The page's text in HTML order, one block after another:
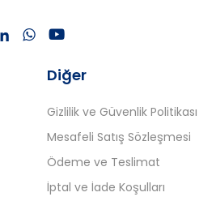
Diğer
Gizlilik ve Güvenlik Politikası
Mesafeli Satış Sözleşmesi
Ödeme ve Teslimat
İptal ve İade Koşulları